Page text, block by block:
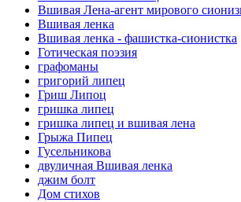
Вшивая Лена-агент мирового
Вшивая ленка
Вшивая ленка - фашистка-сионистка
Готическая поэзия
графоманы
григорий липец
Гриш Липоц
гришка липец
гришка липец и вшивая лена
Грыжа Пипец
Гусельникова
двуличная Вшивая ленка
джим болт
Дом стихов